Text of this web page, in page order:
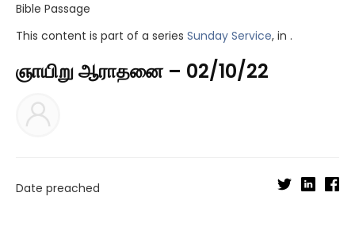
Bible Passage
This content is part of a series Sunday Service, in .
ஞாயிறு ஆராதனை – 02/10/22
Date preached